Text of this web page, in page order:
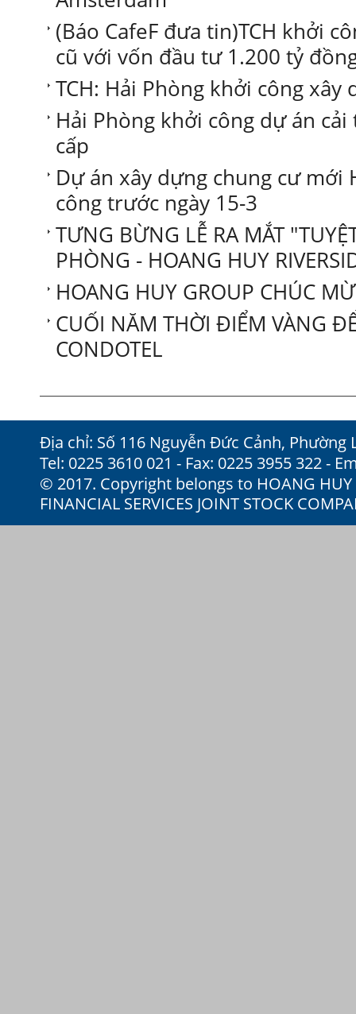
(Báo CafeF đưa tin)TCH khởi
cũ với vốn đầu tư 1.200 tỷ
TCH: Hải Phòng khởi công
Hải Phòng khởi công dự án
cấp
Dự án xây dựng chung cư mới
công trước ngày 15-3
TƯNG BỪNG LỄ RA MẮT
PHÒNG - HOANG HUY
HOANG HUY GROUP CHÚC
CUỐI NĂM THỜI ĐIỂM VÀNG
CONDOTEL
Địa chỉ: Số 116 Nguyễn Đức Cảnh, Phường
Tel: 0225 3610 021 - Fax: 0225 3955 322 -
© 2017. Copyright belongs to HOANG HUY
FINANCIAL SERVICES JOINT STOCK